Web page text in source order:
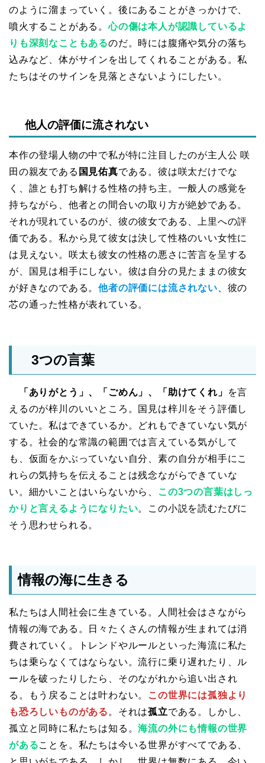
のように溜まっていく。後にあることがきっかけで、
噴火することがある。心の傷は本人が認識しているよ
りも深刻なこともあるのだ。時には腹痛や気分の落ち
込みなど、体がサインを出してくれることがある。私
たちはそのサインを見落とさないようにしたい。
他人の評価に流されない
本作の登場人物の中で私が特に注目したのが主人公 咲
田の親友である 国見佑真である。彼は咲太だけでな
く、誰とも打ち解ける性格の持ち主。一般人の感覚を
持ちながら、他者との間合いの取り方が絶妙である。
それが現れているのが、彼の彼女である、上里への評
価である。私から見て彼女は決して性格のいい女性に
は見えない。咲太も彼女の性格の悪さに苦言を呈する
が、国見は相手にしない。彼は自分の見たままの彼女
が好きなのである。他者の評価には流されない 、彼の
芯の通った性格が表れている。
3つの言葉
「ありがとう」、「ごめん」、「助けてくれ」
を言
えるのが梓川のいいところ。国見は梓川をそう評価し
ていた。私はできているか。どれもできていない気が
する。社会的な常識の範囲では言えている気がして
も、仮面をかぶっていない自分、素の自分が相手にこ
れらの気持ちを伝えることは残念ながらできていな
い。細かいことはいらないから、
この3つの言葉はしっ
かりと言えるようになりたい。この小説を読むたびに
そう思わせられる。
情報の海に生きる
私たちは人間社会に生きている。人間社会はさながら
情報の海である。日々たくさんの情報が生まれては消
費されていく。トレンドやルールといった海流に私た
ちは乗らなくてはならない。流行に乗り遅れたり、ル
ールを破ったりしたら、そのながれから追い出され
る。もう戻ることは叶わない。
この世界には孤独より
も恐ろしいものがある 。それは孤立である。しかし、
孤立と同時に私たちは知る。海流の外にも情報の世界
があることを。私たちは今いる世界がすべてである、